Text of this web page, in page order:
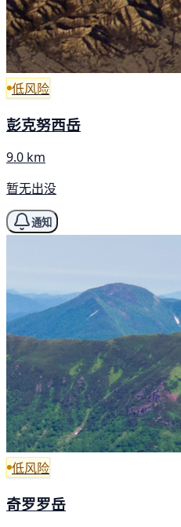
低风险
彭克努西岳
9.0 km
暂无出没
通知
低风险
奇罗罗岳